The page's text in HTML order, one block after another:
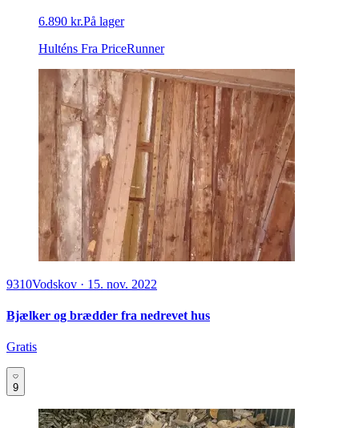
6.890 kr.På lager
Hulténs Fra PriceRunner
9310Vodskov · 15. nov. 2022
Bjælker og brædder fra nedrevet hus
Gratis
9